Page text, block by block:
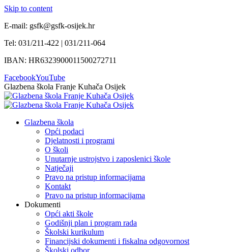
Skip to content
E-mail: gsfk@gsfk-osijek.hr
Tel: 031/211-422 | 031/211-064
IBAN: HR6323900011500272711
FacebookYouTube
Glazbena škola Franje Kuhača Osijek
Glazbena škola
Opći podaci
Djelatnosti i programi
O školi
Unutarnje ustrojstvo i zaposlenici škole
Natječaji
Pravo na pristup informacijama
Kontakt
Pravo na pristup informacijama
Dokumenti
Opći akti škole
Godišnji plan i program rada
Školski kurikulum
Financijski dokumenti i fiskalna odgovornost
Školski odbor